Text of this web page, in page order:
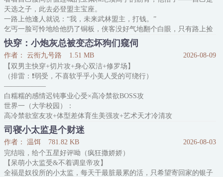
天选之子，此去必登盟主宝座。
一路上他逢人就说：“我，未来武林盟主，打钱。”
乞丐一脸可怜地给他扔了铜板，侠客没好气地翻个白眼，只有路上捡
到的重伤帅哥对此深信不疑，还心甘情愿做他的跟班兼保镖，洗衣做
饭打架疗伤一条龙。
陈非也感动坏了：“放心，等我一统江湖，你就是一人之下万人之
上！”
荧照低笑一声：“好。”
陈非也鬼主意多，今天用迷粉熏人家山庄的看门狗
快穿：小炮灰总被变态坏狗们窥伺
作者： 云衔九号路 1.51 MB
2026-08-09
【双男主快穿+切片攻+身心双洁+修罗场】
（排雷：❗️弱受，不喜软乎乎小美人受的可绕行）
——————
白糯糯的感情迟钝事业心受×高冷禁欲BOSS攻
世界一（大学校园）：
高冷禁欲室友攻+体型差体育生美强攻+艺术天才冷清攻
女朋友喜欢上了室友，甩了“我”还让“我”滚远点，“我”气的连夜开小
号勾搭室友，主打一个我得不到你也别想得到。
但是路人甲炮灰美人扮演的角色是“女朋友”，在和“我”分手后，居然
还要代替“我”和舍友完成网恋！
（简介无力，请看正文～～有缘宝入，轻
司寝小太监是个财迷
作者： 温饵 781.82 KB
2026-08-03
完结啦，给个五星好评呦（疯狂撒娇娇）
【呆萌小太监受&不着调皇帝攻】
全福是奴役所的小太监，每天干最脏最累的活，只希望寄回家的银子